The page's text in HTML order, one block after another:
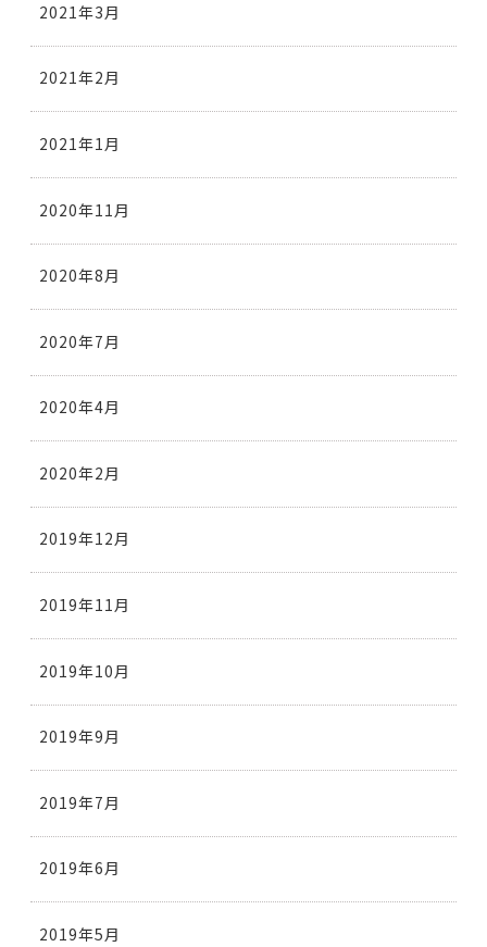
2021年3月
2021年2月
2021年1月
2020年11月
2020年8月
2020年7月
2020年4月
2020年2月
2019年12月
2019年11月
2019年10月
2019年9月
2019年7月
2019年6月
2019年5月